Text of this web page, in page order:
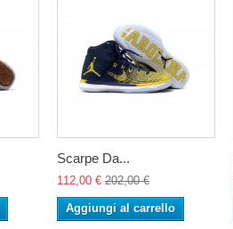
Scarpe Da...
112,00 € 202,00 €
Aggiungi al carrello